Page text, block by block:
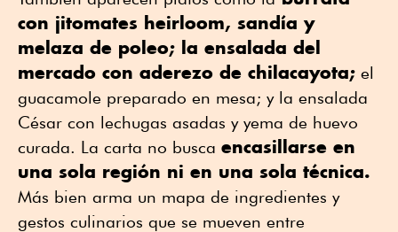
con jitomates heirloom, sandía y
melaza de poleo; la ensalada del
mercado con aderezo de chilacayota; el
guacamole preparado en mesa; y la ensalada
César con lechugas asadas y yema de huevo
curada. La carta no busca encasillarse en
una sola región ni en una sola técnica.
Más bien arma un mapa de ingredientes y
gestos culinarios que se mueven entre